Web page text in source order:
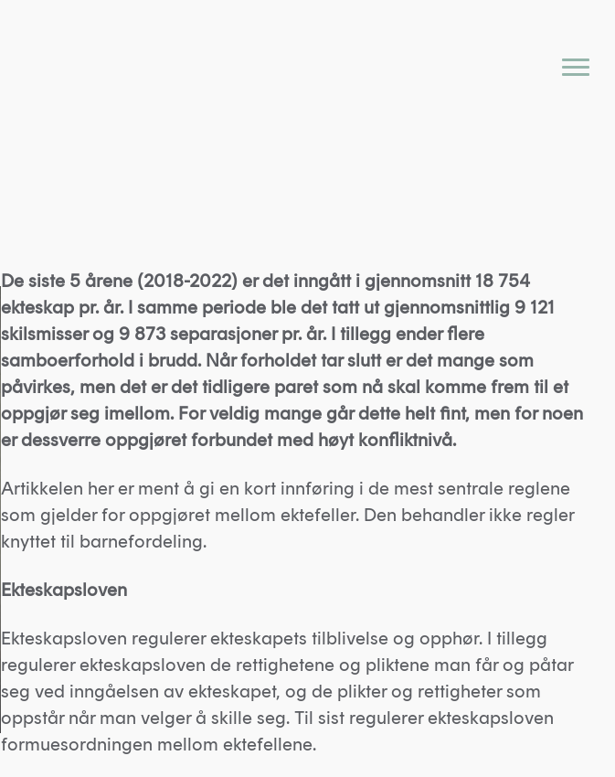
De siste 5 årene (2018-2022) er det inngått i gjennomsnitt 18 754
ekteskap pr. år. I samme periode ble det tatt ut gjennomsnittlig 9 121
skilsmisser og 9 873 separasjoner pr. år. I tillegg ender flere
samboerforhold i brudd. Når forholdet tar slutt er det mange som
påvirkes, men det er det tidligere paret som nå skal komme frem til et
oppgjør seg imellom. For veldig mange går dette helt fint, men for noen
er dessverre oppgjøret forbundet med høyt konfliktnivå.
Artikkelen her er ment å gi en kort innføring i de mest sentrale reglene
som gjelder for oppgjøret mellom ektefeller. Den behandler ikke regler
knyttet til barnefordeling.
Ekteskapsloven
Ekteskapsloven regulerer ekteskapets tilblivelse og opphør. I tillegg
regulerer ekteskapsloven de rettighetene og pliktene man får og påtar
seg ved inngåelsen av ekteskapet, og de plikter og rettigheter som
oppstår når man velger å skille seg. Til sist regulerer ekteskapsloven
formuesordningen mellom ektefellene.